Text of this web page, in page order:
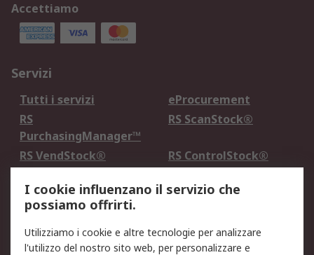
Accettiamo
Servizi
Tutti i servizi
eProcurement
RS
PurchasingManager™
RS ScanStock®
RS VendStock®
RS ControlStock®
Legale
Informativa Cookie
Informativa Privacy -
I cookie influenzano il servizio che
possiamo offrirti.
Utilizziamo i cookie e altre tecnologie per analizzare
l'utilizzo del nostro sito web, per personalizzare e